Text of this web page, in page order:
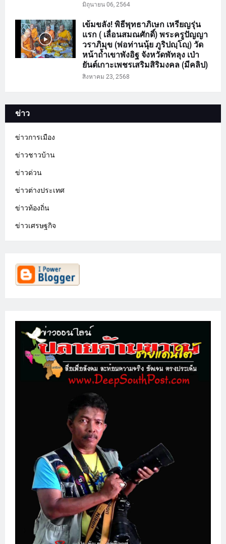
มิถุนายน 06, 2564
เข้มขลัง! พิธีพุทธาภิเษก เหรียญรุ่น
แรก ( เลื่อนสมณศักดิ์) พระครูปัญญา
วราภิมุข (พ่อท่านนุ้ย ภูริปญฺโญฺ) วัด
หน้าถ้ำเขาพังอิฐ จังหวัดพัทลุง เป่า
ยันต์เกาะเพชรเสริมสิริมงคล (มีคลิป)
สิงหาคม 23, 2568
ข่าว
ข่าวการเมือง
ข่าวชาวบ้าน
ข่าวด่วน
ข่าวต่างประเทศ
ข่าวท้องถิ่น
ข่าวเศรษฐกิจ